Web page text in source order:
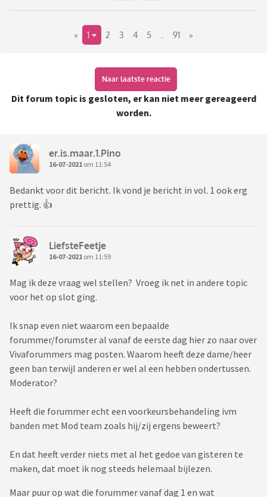
« 1 2 3 4 5 91 »
Naar laatste reactie
Dit forum topic is gesloten, er kan niet meer gereageerd
worden.
er.is.maar.1.Pino
16-07-2021 om 11:54
Bedankt voor dit bericht. Ik vond je bericht in vol. 1 ook erg
prettig. 👍
LiefsteFeetje
16-07-2021 om 11:59
Mag ik deze vraag wel stellen? Vroeg ik net in andere topic
voor het op slot ging.
Ik snap even niet waarom een bepaalde
forummer/forumster al vanaf de eerste dag hier zo naar over
Vivaforummers mag posten. Waarom heeft deze dame/heer
geen ban terwijl anderen er wel al een hebben ondertussen.
Moderator?
Heeft die forummer echt een voorkeursbehandeling ivm
banden met Mod team zoals hij/zij ergens beweert?
En dat heeft verder niets met al het gedoe van gisteren te
maken, dat moet ik nog steeds helemaal bijlezen.
Maar puur op wat die forummer vanaf dag 1 en wat